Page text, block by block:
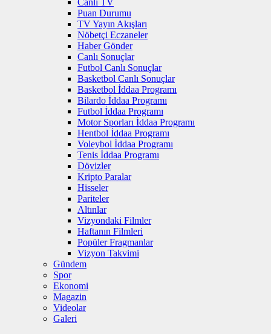
Canlı TV
Puan Durumu
TV Yayın Akışları
Nöbetçi Eczaneler
Haber Gönder
Canlı Sonuçlar
Futbol Canlı Sonuçlar
Basketbol Canlı Sonuçlar
Basketbol İddaa Programı
Bilardo İddaa Programı
Futbol İddaa Programı
Motor Sporları İddaa Programı
Hentbol İddaa Programı
Voleybol İddaa Programı
Tenis İddaa Programı
Dövizler
Kripto Paralar
Hisseler
Pariteler
Altınlar
Vizyondaki Filmler
Haftanın Filmleri
Popüler Fragmanlar
Vizyon Takvimi
Gündem
Spor
Ekonomi
Magazin
Videolar
Galeri